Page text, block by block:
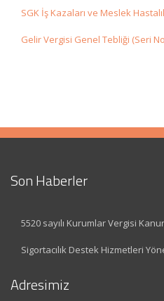
SGK İş Kazaları ve Meslek
Gelir Vergisi Genel Tebliği (Seri
Son Haberler
5520 sayılı Kurumlar Vergisi
Sigortacılık Destek Hizmetleri
Adresimiz